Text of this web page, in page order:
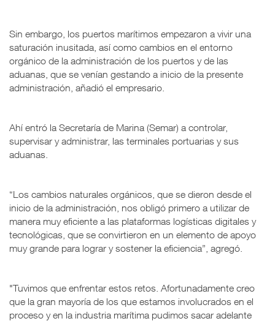
Sin embargo, los puertos marítimos empezaron a vivir una
saturación inusitada, así como cambios en el entorno
orgánico de la administración de los puertos y de las
aduanas, que se venían gestando a inicio de la presente
administración, añadió el empresario.
Ahí entró la Secretaría de Marina (Semar) a controlar,
supervisar y administrar, las terminales portuarias y sus
aduanas.
“Los cambios naturales orgánicos, que se dieron desde el
inicio de la administración, nos obligó primero a utilizar de
manera muy eficiente a las plataformas logísticas digitales y
tecnológicas, que se convirtieron en un elemento de apoyo
muy grande para lograr y sostener la eficiencia”, agregó.
"Tuvimos que enfrentar estos retos. Afortunadamente creo
que la gran mayoría de los que estamos involucrados en el
proceso y en la industria marítima pudimos sacar adelante